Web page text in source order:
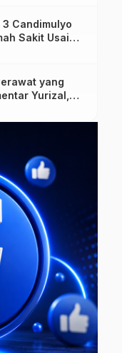
3 Candimulyo
Sakit Usai
Sampel
yang
Yurizal,
Ini